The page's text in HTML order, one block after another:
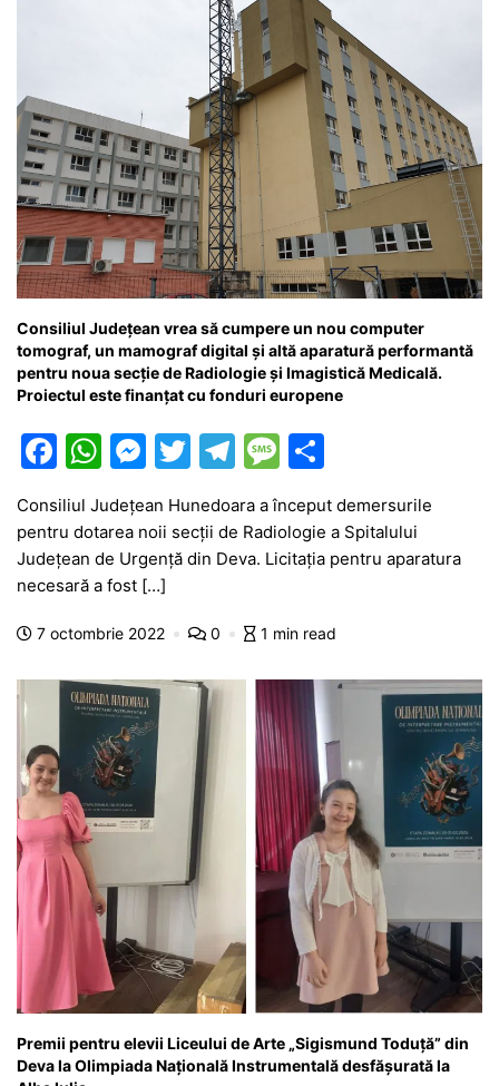
Consiliul Județean vrea să cumpere un nou computer
tomograf, un mamograf digital și altă aparatură performantă
pentru noua secție de Radiologie și Imagistică Medicală.
Proiectul este finanțat cu fonduri europene
F
a
c
e
b
o
k
W
at
s
A
p
M
s
s
e
n
er
T
itt
er
T
e
gr
m
M
s
s
g
ta
je
z
Consiliul Județean Hunedoara a început demersurile
pentru dotarea noii secții de Radiologie a Spitalului
Județean de Urgență din Deva. Licitația pentru aparatura
necesară a fost […]
7 octombrie 2022 0 1 min read
Premii pentru elevii Liceului de Arte „Sigismund Toduță” din
Deva la Olimpiada Națională Instrumentală desfășurată la